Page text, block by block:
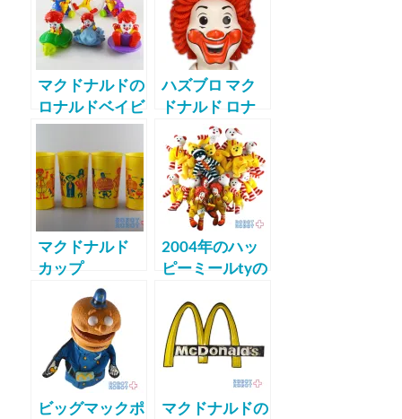
マクドナルドの
ロナルドベイビ
ー
ハズブロ マク
ドナルド ロナ
ルド 笛付ビッ
グドール ぬい
ぐるみ
マクドナルド
カップ
2004年のハッ
ピーミールtyの
ーズ
ビッグマックポ
マクドナルドの